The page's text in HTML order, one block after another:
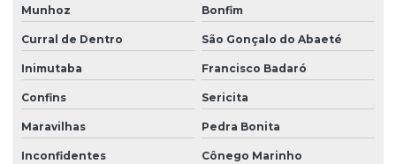
Munhoz Bonfim
Curral de Dentro São Gonçalo do Abaeté
Inimutaba Francisco Badaró
Confins Sericita
Maravilhas Pedra Bonita
Inconfidentes Cônego Marinho